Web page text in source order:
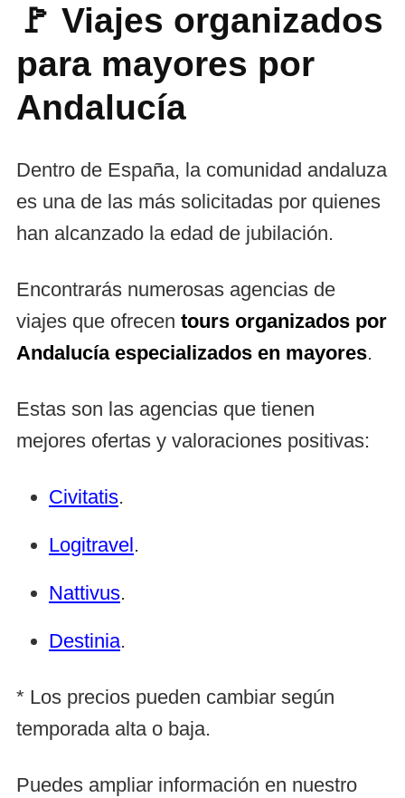
🚩 Viajes organizados
para mayores por
Andalucía
Dentro de España, la comunidad andaluza
es una de las más solicitadas por quienes
han alcanzado la edad de jubilación.
Encontrarás numerosas agencias de
viajes que ofrecen tours organizados por
Andalucía especializados en mayores.
Estas son las agencias que tienen
mejores ofertas y valoraciones positivas:
Civitatis.
Logitravel .
Nattivus.
Destinia.
* Los precios pueden cambiar según
temporada alta o baja.
Puedes ampliar información en nuestro